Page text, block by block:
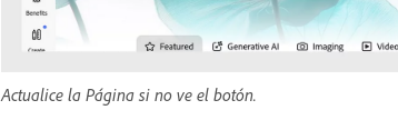
Actualice la Página si no ve el botón.